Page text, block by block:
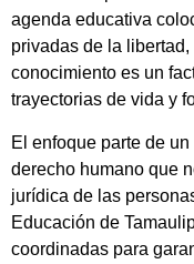
agenda educativa
privadas de la
conocimiento es un
trayectorias de vida y
El enfoque parte de
derecho humano que
jurídica de las
Educación de
coordinadas para